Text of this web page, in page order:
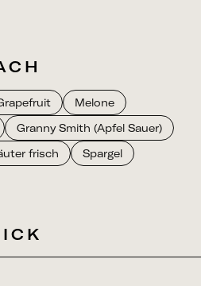
Melone
Granny Smith (Apfel Sauer)
frisch
Spargel